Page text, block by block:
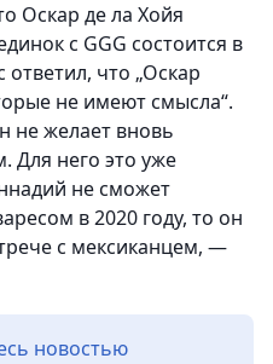
Оскар де ла Хойя
с GGG состоится в
что „Оскар
не имеют смысла“.
не желает вновь
Для него это уже
не сможет
в 2020 году, то он
с мексиканцем, —
новостью